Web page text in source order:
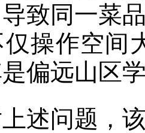
致同一菜
操作空间
偏远山区
问题，该